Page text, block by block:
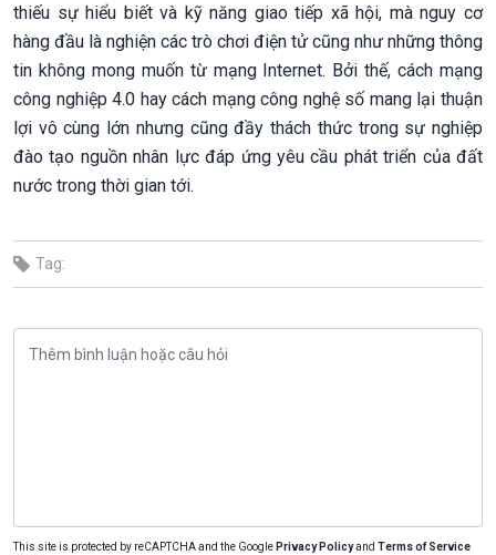
thiếu sự hiểu biết và kỹ năng giao tiếp xã hội, mà nguy cơ
hàng đầu là nghiện các trò chơi điện tử cũng như những thông
tin không mong muốn từ mạng Internet. Bởi thế, cách mạng
công nghiệp 4.0 hay cách mạng công nghệ số mang lại thuận
lợi vô cùng lớn nhưng cũng đầy thách thức trong sự nghiệp
đào tạo nguồn nhân lực đáp ứng yêu cầu phát triển của đất
nước trong thời gian tới.
Tag:
This site is protected by reCAPTCHA and the Google Privacy Policyand Terms of Service